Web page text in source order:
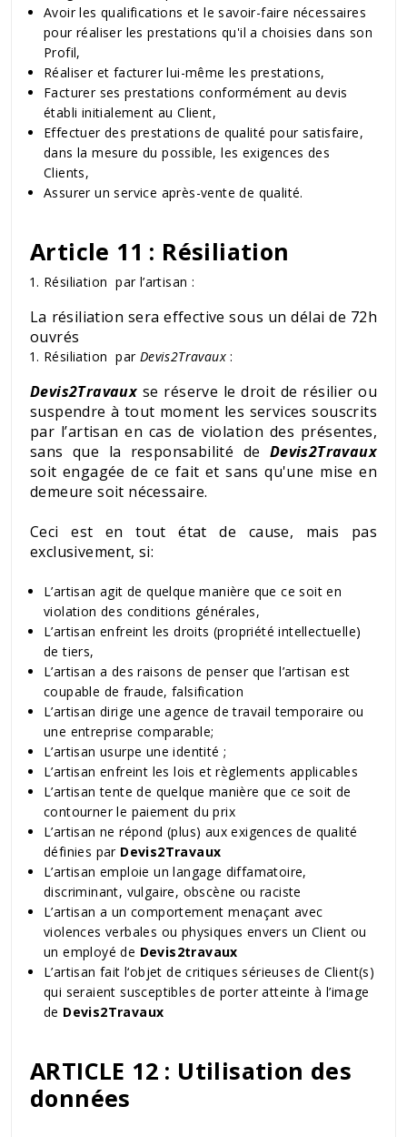
Avoir les qualifications et le savoir-faire nécessaires
pour réaliser les prestations qu'il a choisies dans son
Profil,
Réaliser et facturer lui-même les prestations,
Facturer ses prestations conformément au devis
établi initialement au Client,
Effectuer des prestations de qualité pour satisfaire,
dans la mesure du possible, les exigences des
Clients,
Assurer un service après-vente de qualité.
Article 11 : Résiliation
Résiliation par l’artisan :
La résiliation sera effective sous un délai de 72h
ouvrés
Résiliation par Devis2Travaux:
Devis2Travaux se réserve le droit de résilier ou
suspendre à tout moment les services souscrits
par l’artisan en cas de violation des présentes,
sans que la responsabilité de Devis2Travaux
soit engagée de ce fait et sans qu'une mise en
demeure soit nécessaire.
Ceci est en tout état de cause, mais pas
exclusivement, si:
L’artisan agit de quelque manière que ce soit en
violation des conditions générales,
L’artisan enfreint les droits (propriété intellectuelle)
de tiers,
L’artisan a des raisons de penser que l’artisan est
coupable de fraude, falsification
L’artisan dirige une agence de travail temporaire ou
une entreprise comparable;
L’artisan usurpe une identité ;
L’artisan enfreint les lois et règlements applicables
L’artisan tente de quelque manière que ce soit de
contourner le paiement du prix
L’artisan ne répond (plus) aux exigences de qualité
définies par Devis2Travaux
L’artisan emploie un langage diffamatoire,
discriminant, vulgaire, obscène ou raciste
L’artisan a un comportement menaçant avec
violences verbales ou physiques envers un Client ou
un employé de Devis2travaux
L’artisan fait l‘objet de critiques sérieuses de Client(s)
qui seraient susceptibles de porter atteinte à l’image
de Devis2Travaux
ARTICLE 12 : Utilisation des
données